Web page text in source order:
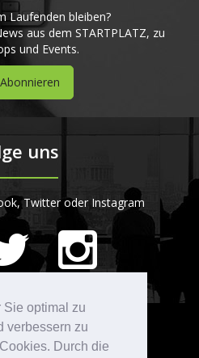
Sie optimal zu
verbessern zu
Durch die
Laufenden bleiben?
aus dem STARTPLATZ, zu
und Events.
uns
Twitter oder Instagram
auf ProvenExpert.com